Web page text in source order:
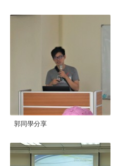
郭同學分享